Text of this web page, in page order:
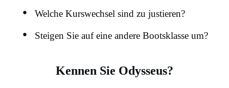
Welche Kurswechsel sind zu justieren?
Steigen Sie auf eine andere Bootsklasse um?
Kennen Sie Odysseus?